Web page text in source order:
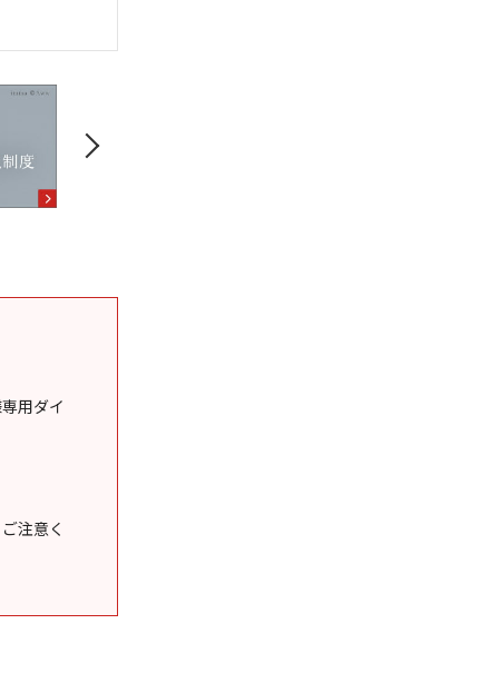
用ダイ
注意く